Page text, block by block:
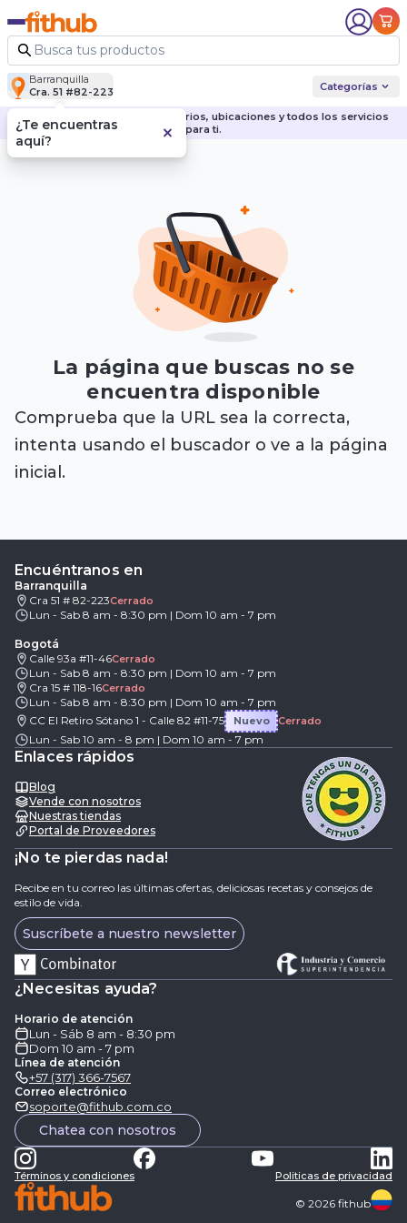
Barranquilla
Cra. 51 #82-223
Categorías
Descubre nuestras sedes, horarios, ubicaciones y todos los servicios
para ti.
La página que buscas no se
encuentra disponible
Comprueba que la URL sea la correcta,
intenta usando el buscador o ve a la página
inicial.
Encuéntranos en
Barranquilla
Cra 51 # 82-223Cerrado
Lun - Sab 8 am - 8:30 pm | Dom 10 am - 7 pm
Bogotá
Calle 93a #11-46Cerrado
Lun - Sab 8 am - 8:30 pm | Dom 10 am - 7 pm
Cra 15 # 118-16Cerrado
Lun - Sab 8 am - 8:30 pm | Dom 10 am - 7 pm
CC El Retiro Sótano 1 - Calle 82 #11-75
Nuevo Cerrado
Lun - Sab 10 am - 8 pm | Dom 10 am - 7 pm
Enlaces rápidos
Blog
Vende con nosotros
Nuestras tiendas
Portal de Proveedores
¡No te pierdas nada!
Recibe en tu correo las últimas ofertas, deliciosas recetas y consejos de
estilo de vida.
Suscríbete a nuestro newsletter
¿Necesitas ayuda?
Horario de atención
Lun - Sáb 8 am - 8:30 pm
Dom 10 am - 7 pm
Línea de atención
+57 (317) 366-7567
Correo electrónico
soporte@fithub.com.co
Chatea con nosotros
Términos y condiciones Politicas de privacidad
© 2026 fithub
¿Te encuentras
aquí?